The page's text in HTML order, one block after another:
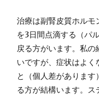
治療は副腎皮質ホルモ
を3日間点滴する（パ
戻る方がいます。私
いですが、症状はよ
と（個人差がありま
る方が結構います。ス